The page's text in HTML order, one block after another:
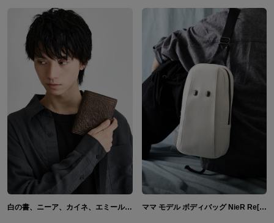
白の書、ニーア、カイネ、エミール、ニーア(新宿) モデル 二つ折り財布、バッグ、ストール＆ストールピン、アウター NieR Replicant ver.1.22474487139... ママ モデル ボディバッグ NieR Re[in]carnation